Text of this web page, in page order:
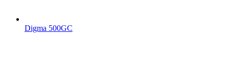
Digma 500GC